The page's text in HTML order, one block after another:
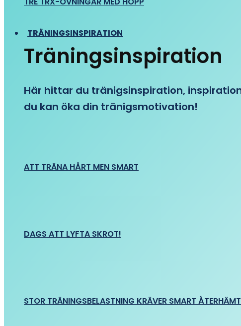
TRÄNINGSINSPIRATION
Träningsinspiration
Här hittar du tränigsinspiration,
du kan öka din tränigsmotivation!
ATT TRÄNA HÅRT MEN SMART
DAGS ATT LYFTA SKROT!
STOR TRÄNINGSBELASTNING KRÄVER SMART